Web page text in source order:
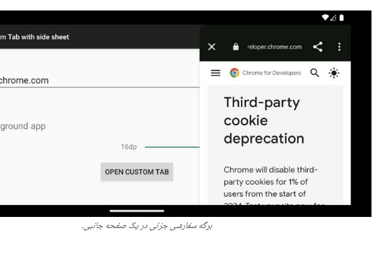
برگه سفارشی جزئی در یک صفحه جانبی.